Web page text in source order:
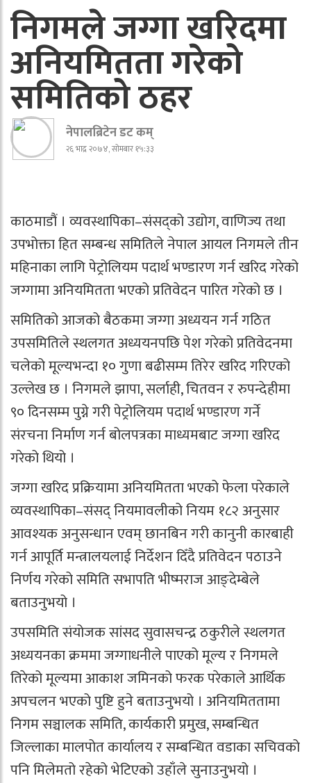
निगमले जग्गा खरिदमा
अनियमितता गरेको
समितिको ठहर
नेपालब्रिटेन डट कम्
२६ भाद्र २०७४, सोमबार १५:३३
काठमाडौं । व्यवस्थापिका–संसद्को उद्योग, वाणिज्य तथा
उपभोक्ता हित सम्बन्ध समितिले नेपाल आयल निगमले तीन
महिनाका लागि पेट्रोलियम पदार्थ भण्डारण गर्न खरिद गरेको
जग्गामा अनियमितता भएको प्रतिवेदन पारित गरेको छ ।
समितिको आजको बैठकमा जग्गा अध्ययन गर्न गठित
उपसमितिले स्थलगत अध्ययनपछि पेश गरेको प्रतिवेदनमा
चलेको मूल्यभन्दा १० गुणा बढीसम्म तिरेर खरिद गरिएको
उल्लेख छ । निगमले झापा, सर्लाही, चितवन र रुपन्देहीमा
९० दिनसम्म पुग्ने गरी पेट्रोलियम पदार्थ भण्डारण गर्ने
संरचना निर्माण गर्न बोलपत्रका माध्यमबाट जग्गा खरिद
गरेको थियो ।
जग्गा खरिद प्रक्रियामा अनियमितता भएको फेला परेकाले
व्यवस्थापिका–संसद् नियमावलीको नियम १८२ अनुसार
आवश्यक अनुसन्धान एवम् छानबिन गरी कानुनी कारबाही
गर्न आपूर्ति मन्त्रालयलाई निर्देशन दिँदै प्रतिवेदन पठाउने
निर्णय गरेको समिति सभापति भीष्मराज आङ्देम्बेले
बताउनुभयो ।
उपसमिति संयोजक सांसद सुवासचन्द्र ठकुरीले स्थलगत
अध्ययनका क्रममा जग्गाधनीले पाएको मूल्य र निगमले
तिरेको मूल्यमा आकाश जमिनको फरक परेकाले आर्थिक
अपचलन भएको पुष्टि हुने बताउनुभयो । अनियमिततामा
निगम सञ्चालक समिति, कार्यकारी प्रमुख, सम्बन्धित
जिल्लाका मालपोत कार्यालय र सम्बन्धित वडाका सचिवको
पनि मिलेमतो रहेको भेटिएको उहाँले सुनाउनुभयो ।